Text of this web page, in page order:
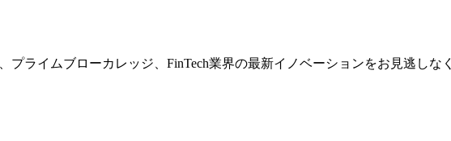
プライムブローカレッジ、FinTech業界の最新イノベーションをお見逃しなく